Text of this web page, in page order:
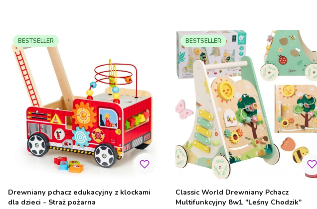
BESTSELLER
Drewniany pchacz edukacyjny z klockami
dla dzieci - Straż pożarna
BESTSELLER
Classic World Drewniany Pchacz
Multifunkcyjny 8w1 "Leśny Chodzik"